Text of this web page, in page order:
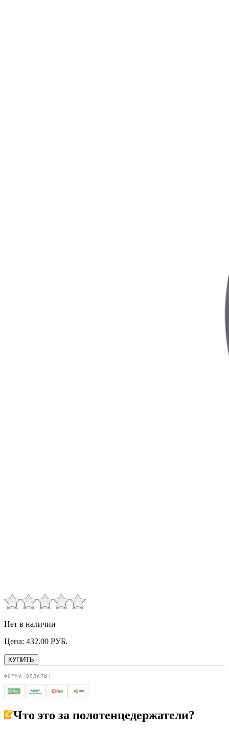
Нет в наличии
Цена: 432.00 РУБ.
КУПИТЬ
ФОРМА ОПЛАТЫ:
Что это за полотенцедержатели?